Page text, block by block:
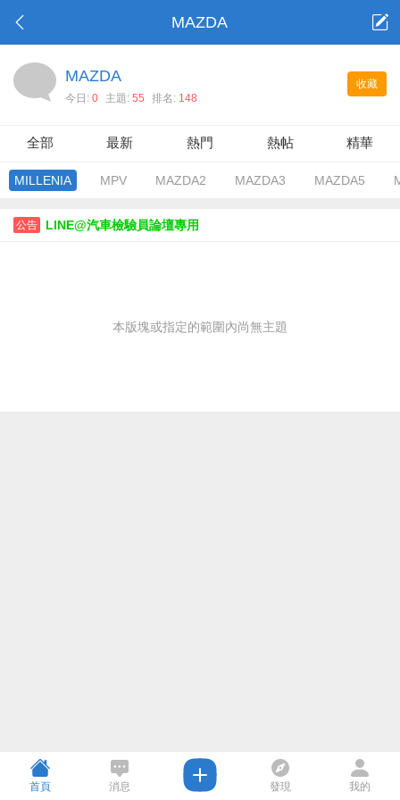
MAZDA
收藏
MAZDA
今日: 0 主題: 55 排名: 148
全部 最新 熱門 熱帖 精華
MILLENIA MPV MAZDA2 MAZDA3 MAZDA5
公告 LINE@汽車檢驗員論壇專用
本版塊或指定的範圍內尚無主題
首頁 消息 發現 我的